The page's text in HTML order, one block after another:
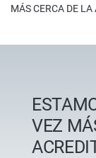
MÁS CERCA DE
VEZ